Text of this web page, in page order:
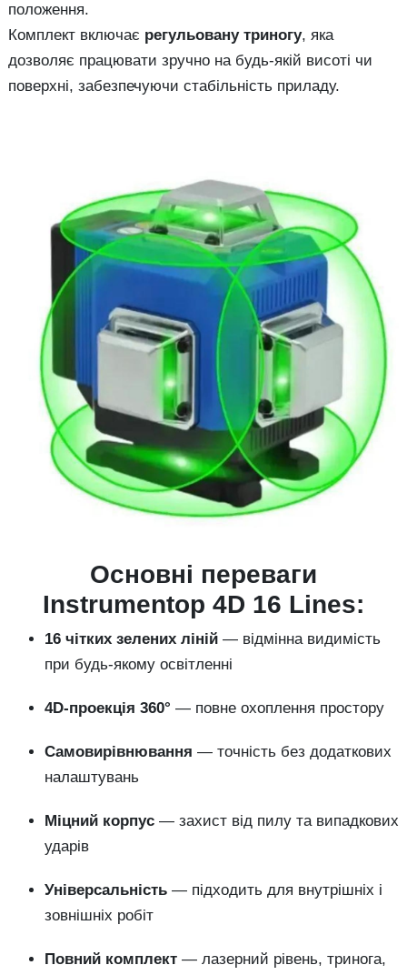
положення.
Комплект включає регульовану триногу, яка
дозволяє працювати зручно на будь-якій висоті чи
поверхні, забезпечуючи стабільність приладу.
Основні переваги
Instrumentop 4D 16 Lines:
16 чітких зелених ліній — відмінна видимість
при будь-якому освітленні
4D-проекція 360° — повне охоплення простору
Самовирівнювання — точність без додаткових
налаштувань
Міцний корпус — захист від пилу та випадкових
ударів
Універсальність — підходить для внутрішніх і
зовнішніх робіт
Повний комплект — лазерний рівень, тринога,